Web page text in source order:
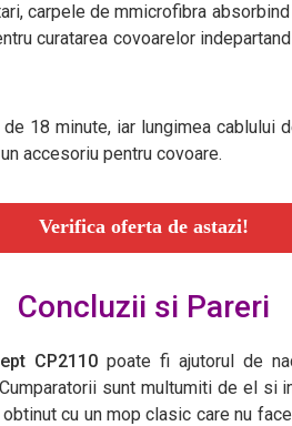
carpele de mmicrofibra
curatarea covoarelor
18 minute, iar lungimea cablului
accesoriu pentru covoare.
Verifica oferta de astazi!
Concluzii si Pareri
CP2110poate fi ajutorul de
sunt multumiti de el si
cu un mop clasic care nu